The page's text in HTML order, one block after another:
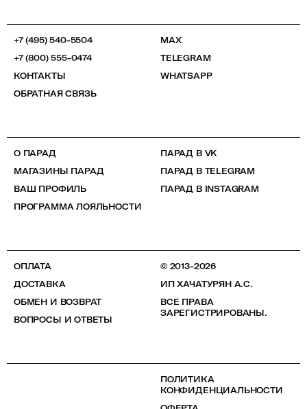
+7 (495) 540-5504
+7 (800) 555-0474
КОНТАКТЫ
ОБРАТНАЯ СВЯЗЬ
MAX
TELEGRAM
WHATSAPP
О ПАРАД
МАГАЗИНЫ ПАРАД
ВАШ ПРОФИЛЬ
ПРОГРАММА ЛОЯЛЬНОСТИ
ПАРАД В VK
ПАРАД В TELEGRAM
ПАРАД В INSTAGRAM
ОПЛАТА
ДОСТАВКА
ОБМЕН И ВОЗВРАТ
ВОПРОСЫ И ОТВЕТЫ
© 2013-2026
ИП ХАЧАТУРЯН А.С.
ВСЕ ПРАВА
ЗАРЕГИСТРИРОВАНЫ.
ПОЛИТИКА
КОНФИДЕНЦИАЛЬНОСТИ